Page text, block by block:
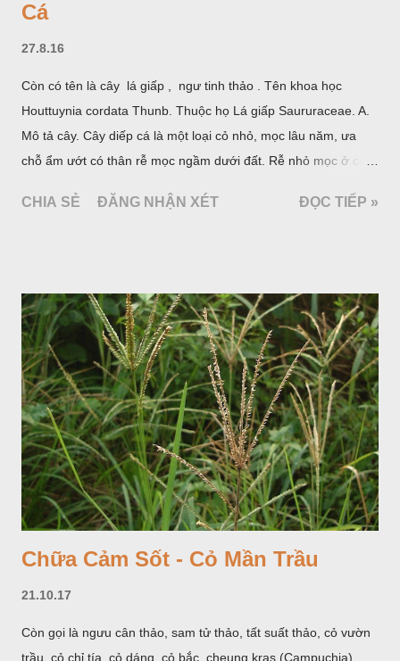
Cá
27.8.16
Còn có tên là cây lá giấp , ngư tinh thảo . Tên khoa học
Houttuynia cordata Thunb. Thuộc họ Lá giấp Saururaceae. A.
Mô tả cây. Cây diếp cá là một loại cỏ nhỏ, mọc lâu năm, ưa
chỗ ẩm ướt có thân rễ mọc ngầm dưới đất. Rễ nhỏ mọc ở các
cách, hình tim, đầu lá, hơi nhọn hay nhọn hẳn. Hoa nhỏ màu
cá. Hoa nở về mùa hạ vào các tháng 5-8. (Hình dưới).
CHIA SẺ ĐĂNG NHẬN XÉT ĐỌC TIẾP »
Chữa Cảm Sốt - Cỏ Mần Trầu
21.10.17
Còn gọi là ngưu cân thảo, sam tử thảo, tất suất thảo, cỏ vườn
trầu, cỏ chỉ tía, cỏ dáng, cỏ bắc, cheung kras (Campuchia),